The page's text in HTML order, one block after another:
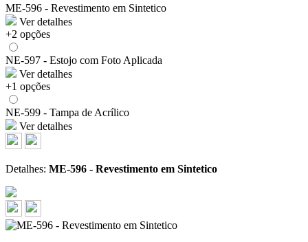
ME-596 - Revestimento em Sintetico
Ver detalhes
+2 opções
NE-597 - Estojo com Foto Aplicada
Ver detalhes
+1 opções
NE-599 - Tampa de Acrílico
Ver detalhes
Detalhes: ME-596 - Revestimento em Sintetico